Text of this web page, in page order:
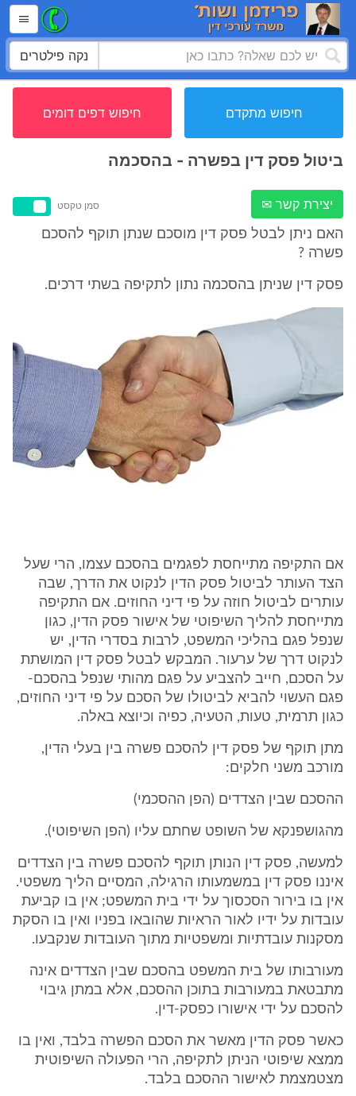
נקה פילטרים
חיפוש מתקדם חיפוש דפים דומים
ביטול פסק דין בפשרה - בהסכמה
יצירת קשר ✉ סמן טקסט
האם ניתן לבטל פסק דין מוסכם שנתן תוקף להסכם
פשרה ?
פסק דין שניתן בהסכמה נתון לתקיפה בשתי דרכים.
אם התקיפה מתייחסת לפגמים בהסכם עצמו, הרי שעל
הצד העותר לביטול פסק הדין לנקוט את הדרך, שבה
עותרים לביטול חוזה על פי דיני החוזים. אם התקיפה
מתייחסת להליך השיפוטי של אישור פסק הדין, כגון
שנפל פגם בהליכי המשפט, לרבות בסדרי הדין, יש
לנקוט דרך של ערעור. המבקש לבטל פסק דין המושתת
על הסכם, חייב להצביע על פגם מהותי שנפל בהסכם-
פגם העשוי להביא לביטולו של הסכם על פי דיני החוזים,
כגון תרמית, טעות, הטעיה, כפיה וכיוצא באלה.
מתן תוקף של פסק דין להסכם פשרה בין בעלי הדין,
מורכב משני חלקים:
ההסכם שבין הצדדים (הפן ההסכמי)
מהגושפנקא של השופט שחתם עליו (הפן השיפוטי).
למעשה, פסק דין הנותן תוקף להסכם פשרה בין הצדדים
איננו פסק דין במשמעותו הרגילה, המסיים הליך משפטי.
אין בו בירור הסכסוך על ידי בית המשפט; אין בו קביעת
עובדות על ידיו לאור הראיות שהובאו בפניו ואין בו הסקת
מסקנות עובדתיות ומשפטיות מתוך העובדות שנקבעו.
מעורבותו של בית המשפט בהסכם שבין הצדדים אינה
מתבטאת במעורבות בתוכן ההסכם, אלא במתן גיבוי
להסכם על ידי אישורו כפסק-דין.
כאשר פסק הדין מאשר את הסכם הפשרה בלבד, ואין בו
ממצא שיפוטי הניתן לתקיפה, הרי הפעולה השיפוטית
מצטמצמת לאישור ההסכם בלבד.